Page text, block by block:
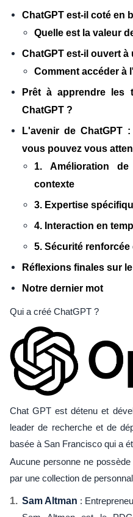
ChatGPT est-il coté en
Quelle est la valeur
ChatGPT est-il ouvert
Comment accéder à
Prêt à apprendre les
ChatGPT ?
L'avenir de ChatGPT
vous pouvez vous
1. Amélioration
contexte
3. Expertise
4. Interaction en
5. Sécurité
Réflexions finales sur
Notre dernier mot
Qui a créé ChatGPT ?
Chat GPT est détenu et
leader de recherche et de
basée à San Francisco qui a
Aucune personne ne
par une collection de
Sam Altman :